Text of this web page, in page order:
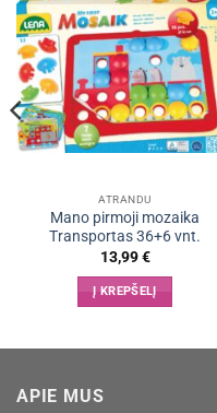
ATRANDU
Mano pirmoji mozaika
Transportas 36+6 vnt.
13,99€
Į KREPŠELĮ
APIE MUS